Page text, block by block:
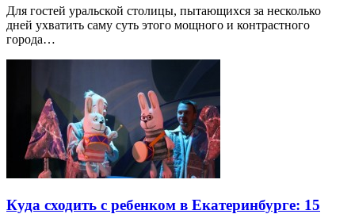
Для гостей уральской столицы, пытающихся за несколько
дней ухватить саму суть этого мощного и контрастного
города…
Куда сходить с ребенком в Екатеринбурге: 15